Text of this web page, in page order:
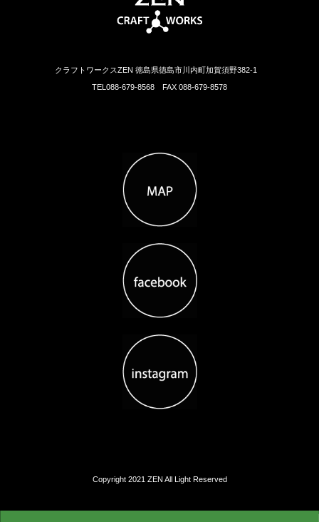
クラフトワークスZEN 徳島県徳島市川内町加賀須野382-1
TEL088-679-8568 FAX 088-679-8578
Copyright 2021 ZEN All Light Reserved